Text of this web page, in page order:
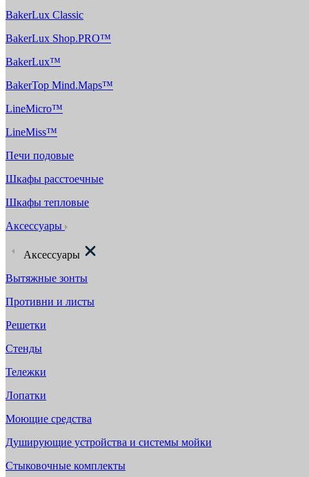
BakerLux Classic
BakerLux Shop.PRO™
BakerLux™
BakerTop Mind.Maps™
LineMicro™
LineMiss™
Печи подовые
Шкафы расстоечные
Шкафы тепловые
Аксессуары
Аксессуары
Вытяжные зонты
Противни и листы
Решетки
Стенды
Тележки
Лопатки
Моющие средства
Душирующие устройства и системы мойки
Стыковочные комплекты